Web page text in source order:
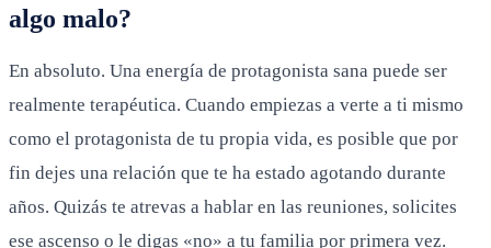
algo malo?
En absoluto. Una energía de protagonista sana puede ser
realmente terapéutica. Cuando empiezas a verte a ti mismo
como el protagonista de tu propia vida, es posible que por
fin dejes una relación que te ha estado agotando durante
años. Quizás te atrevas a hablar en las reuniones, solicites
ese ascenso o le digas «no» a tu familia por primera vez.